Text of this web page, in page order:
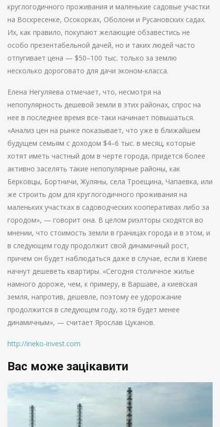
круглогодичного проживания и маленькие садовые участки
на Воскресенке, Осокорках, Оболони и Русановских садах.
Их, как правило, покупают желающие обзавестись не
особо презентабельной дачей, но и таких людей часто
отпугивает цена — $50–100 тыс. только за землю
несколько дороговато для дачи эконом-класса.
Елена Негуляева отмечает, что, несмотря на
непопулярность дешевой земли в этих районах, спрос на
нее в последнее время все-таки начинает повышаться.
«Анализ цен на рынке показывает, что уже в ближайшем
будущем семьям с доходом $4–6 тыс. в месяц, которые
хотят иметь частный дом в черте города, придется более
активно заселять такие непопулярные районы, как
Берковцы, Бортничи, Жуляны, села Троещина, Чапаевка, или
же строить дом для круглогодичного проживания на
маленьких участках в садоводческих кооперативах либо за
городом», — говорит она. В целом риэлторы сходятся во
мнении, что стоимость земли в границах города и в этом, и
в следующем году продолжит свой динамичный рост,
причем он будет наблюдаться даже в случае, если в Киеве
начнут дешеветь квартиры. «Сегодня столичное жилье
намного дороже, чем, к примеру, в Варшаве, а киевская
земля, напротив, дешевле, поэтому ее удорожание
продолжится в следующем году, хотя будет менее
динамичным», — считает Ярослав Цуканов.
http://ineko-invest.com
Вас може зацікавити